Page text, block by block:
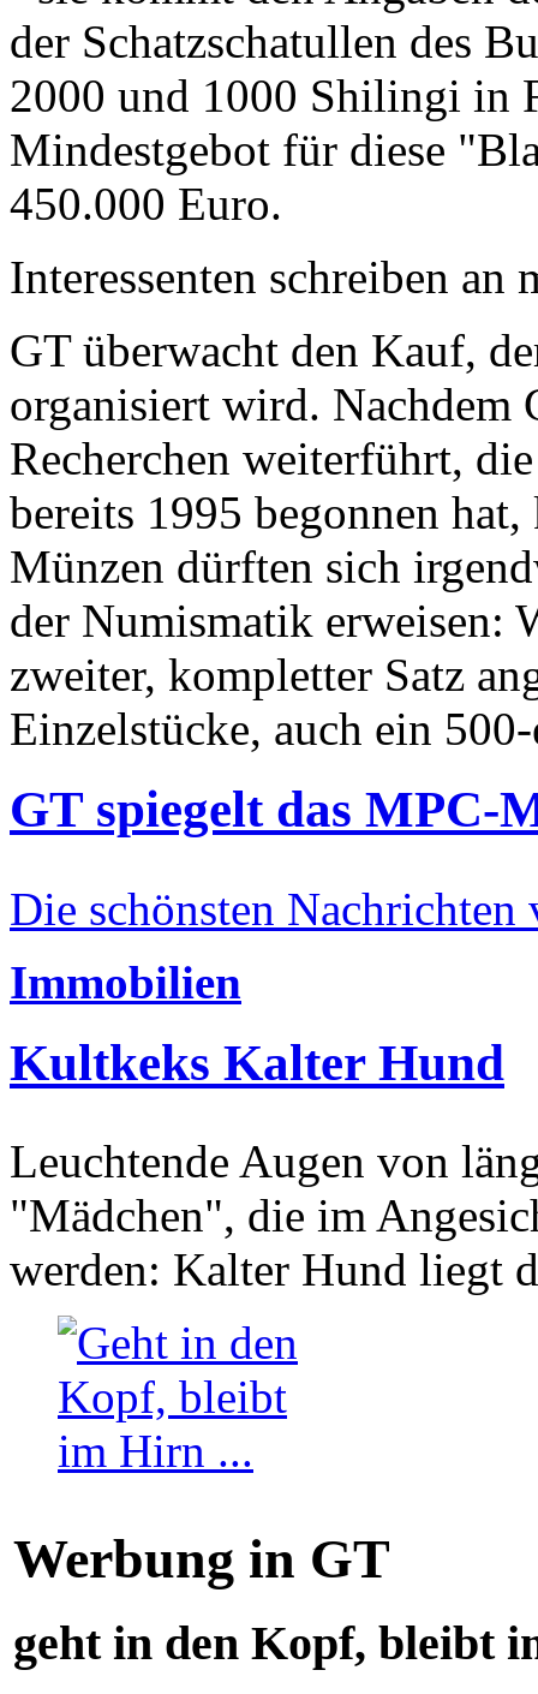
der Schatzschatullen des
2000 und 1000 Shilingi in
Mindestgebot für diese
450.000 Euro.
Interessenten schreiben
GT überwacht den Kauf,
organisiert wird. Nachdem
Recherchen weiterführt,
bereits 1995 begonnen
Münzen dürften sich
der Numismatik erweisen:
zweiter, kompletter Satz
Einzelstücke, auch ein
GT spiegelt das MPC-
Die schönsten Nachrichten
Immobilien
Kultkeks Kalter Hund
Leuchtende Augen von
"Mädchen", die im
werden: Kalter Hund liegt
Werbung in GT
geht in den Kopf, bleibt